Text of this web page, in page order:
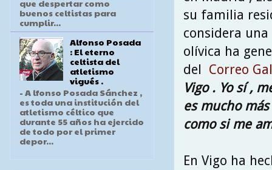
su familia
considera
olívica ha
del Correo
Vigo . Yo sí ,
es mucho
como si me
En Vigo ha
que despertar como
buenos celtistas para
cumplir...
Alfonso Posada
: El eterno
celtista del
atletismo
vigués .
- A lfonso Posada Sánchez ,
es toda una institución del
atletismo céltico que
durante 55 años ha ejercido
de todo por el primer
depor...